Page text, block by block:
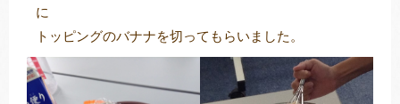
に
トッピングのバナナを切ってもらいました。